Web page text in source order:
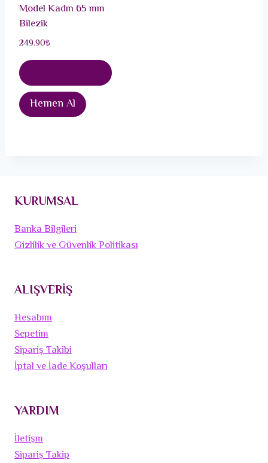
Model Kadın 65 mm
Bilezik
249.90₺
Hemen Al
KURUMSAL
Banka Bilgileri
Gizlilik ve Güvenlik Politikası
ALIŞVERİŞ
Hesabım
Sepetim
Sipariş Takibi
İptal ve İade Koşulları
YARDIM
İletişm
Sipariş Takip